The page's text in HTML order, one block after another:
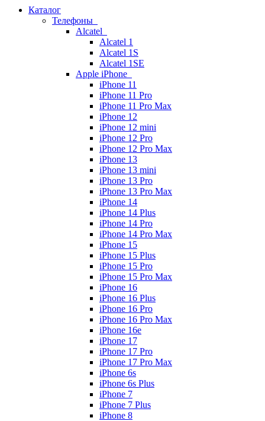
Каталог
Телефоны
Alcatel
Alcatel 1
Alcatel 1S
Alcatel 1SE
Apple iPhone
iPhone 11
iPhone 11 Pro
iPhone 11 Pro Max
iPhone 12
iPhone 12 mini
iPhone 12 Pro
iPhone 12 Pro Max
iPhone 13
iPhone 13 mini
iPhone 13 Pro
iPhone 13 Pro Max
iPhone 14
iPhone 14 Plus
iPhone 14 Pro
iPhone 14 Pro Max
iPhone 15
iPhone 15 Plus
iPhone 15 Pro
iPhone 15 Pro Max
iPhone 16
iPhone 16 Plus
iPhone 16 Pro
iPhone 16 Pro Max
iPhone 16e
iPhone 17
iPhone 17 Pro
iPhone 17 Pro Max
iPhone 6s
iPhone 6s Plus
iPhone 7
iPhone 7 Plus
iPhone 8